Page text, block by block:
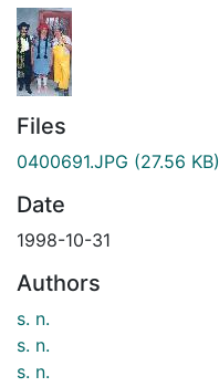
Files
0400691.JPG (27.56 KB)
Date
1998-10-31
Authors
s. n.
s. n.
s. n.